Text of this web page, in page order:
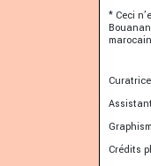
* Ceci
Crédits